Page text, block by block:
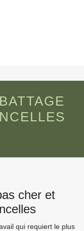
cher et
qui requiert le plus